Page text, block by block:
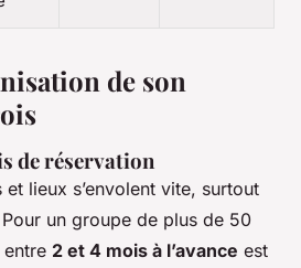
de son
de réservation
et lieux s’envolent vite, surtout
un groupe de plus de 50
2 et 4 mois à l’avance est